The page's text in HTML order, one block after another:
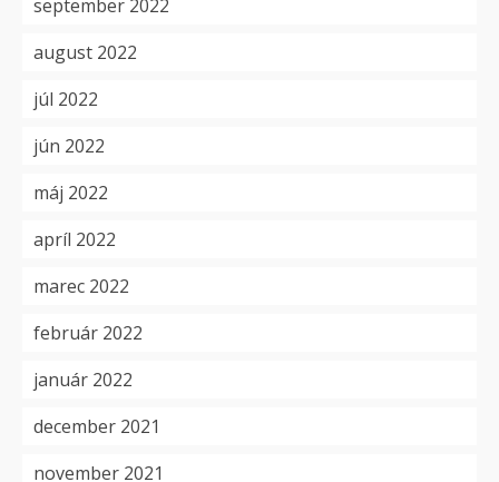
september 2022
august 2022
júl 2022
jún 2022
máj 2022
apríl 2022
marec 2022
február 2022
január 2022
december 2021
november 2021